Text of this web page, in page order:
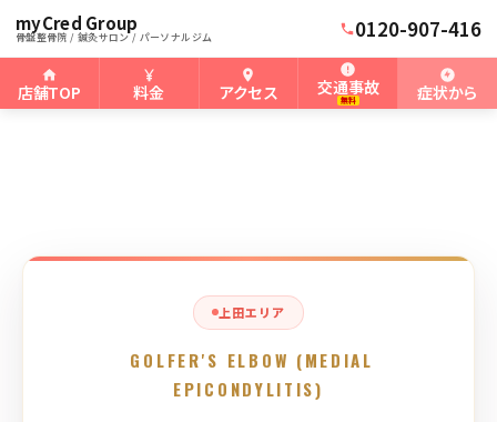
myCred Group
骨盤整骨院 / 鍼灸サロン / パーソナルジム 0120-907-416
店舗TOP 料金 アクセス 交通事故
無料 症状から
ホーム › 上田骨盤整骨院
上田エリア
GOLFER'S ELBOW (MEDIAL
EPICONDYLITIS)